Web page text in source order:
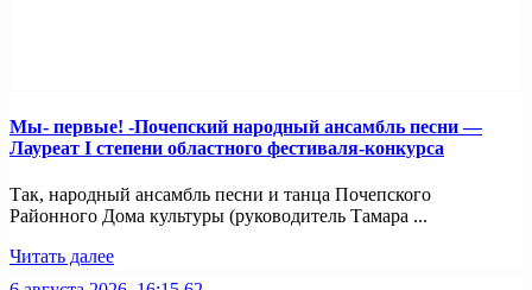
Мы- первые! -Почепский народный ансамбль песни —
Лауреат I степени областного фестиваля-конкурса
Так, народный ансамбль песни и танца Почепского
Районного Дома культуры (руководитель Тамара ...
Читать далее